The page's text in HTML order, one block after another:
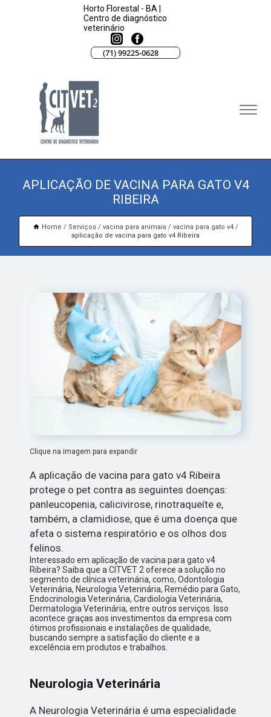
Horto Florestal - BA |
Centro de diagnóstico
veterinário
(71) 99225-0628
APLICAÇÃO DE VACINA PARA GATO V4
RIBEIRA
Home Serviços vacina para animais
vacina para gato v4
aplicação de vacina para gato v4 Ribeira
Clique na imagem para expandir
A aplicação de vacina para gato v4 Ribeira
protege o pet contra as seguintes doenças:
panleucopenia, calicivirose, rinotraqueíte e,
também, a clamidiose, que é uma doença que
afeta o sistema respiratório e os olhos dos
felinos.
Interessado em aplicação de vacina para gato v4
Ribeira? Saiba que a CITVET 2 oferece a solução no
segmento de clínica veterinária, como, Odontologia
Veterinária, Neurologia Veterinária, Remédio para Gato,
Endocrinologia Veterinária, Cardiologia Veterinária,
Dermatologia Veterinária, entre outros serviços. Isso
acontece graças aos investimentos da empresa com
ótimos profissionais e instalações de qualidade,
buscando sempre a satisfação do cliente e a
excelência em produtos e trabalhos.
Neurologia Veterinária
A Neurologia Veterinária é uma especialidade